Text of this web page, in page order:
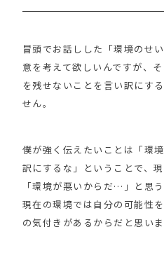
冒頭でお話しした「環境のせ
意を考えて欲しいんですが、
を残せないことを言い訳にす
せん。
僕が強く伝えたいことは「環
訳にするな」ということで、
「環境が悪いからだ…」と思
現在の環境では自分の可能性
の気付きがあるからだと思いま